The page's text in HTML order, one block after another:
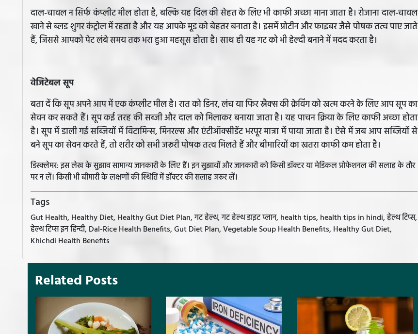
दाल-चावल न सिर्फ कंप्लीट मील होता है, बल्कि यह दिल की सेहत के लिए भी काफी अच्छा माना जाता है। रोजाना दाल-चावल
खाने से ब्लड शुगर कंट्रोल में रहता है और यह आपके मू़ड को बेहतर बनाता है। इसमें प्रोटीन और फाइबर जैसे पोषक तत्व पाए जाते
हैं, जिससे आपको पेट लंबे समय तक भरा हुआ महसूस होता है। साथ ही यह गट को भी हेल्दी बनाने में मदद करता है।
वेजिटेबल सूप
बता दें कि सूप अपने आप में एक कंप्लीट मील है। रात को डिनर, लंच या फिर स्नैक्स की क्रेविंग को खत्म करने के लिए आप सूप का
सेवन कर सकते हैं। सूप कई तरह की सब्जी और दाल को मिलाकर बनाया जाता है। यह पाचन क्रिया के लिए काफी अच्छा होता
है। सूप में डाली गई सब्जियों में विटामिन्स, मिनरल्स और एंटीऑक्सीडेंट भरपूर मात्रा में पाया जाता है। ऐसे में जब आप सब्जियों से
बने सूप का सेवन करते हैं, तो शरीर को सभी जरूरी पोषक तत्व मिलते हैं और बीमारियों का खतरा काफी कम होता है।
डिस्क्लेमर: इस लेख के सुझाव सामान्य जानकारी के लिए हैं। इन सुझावों और जानकारी को किसी डॉक्टर या मेडिकल प्रोफेशनल की सलाह के तौर
पर न लें। किसी भी बीमारी के लक्षणों की स्थिति में डॉक्टर की सलाह जरूर लें।
Tags
Gut Health, Healthy Diet, Healthy Gut Diet Plan, गट हेल्थ, गट हेल्थ डाइट प्लान, health tips, health tips in hindi, हेल्थ टिप्स,
हेल्थ टिप्स इन हिन्दी, Dal-Rice Health Benefits, Gut Diet Plan, Vegetable Soup Health Benefits, Healthy Gut Diet,
Khichdi Health Benefits
Related Posts